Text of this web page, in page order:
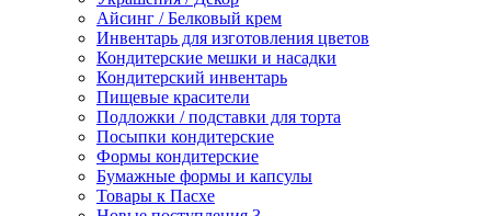
Айсинг / Белковый крем
Инвентарь для изготовления цветов
Кондитерские мешки и насадки
Кондитерский инвентарь
Пищевые красители
Подложки / подставки для торта
Посыпки кондитерские
Формы кондитерские
Бумажные формы и капсулы
Товары к Пасхе